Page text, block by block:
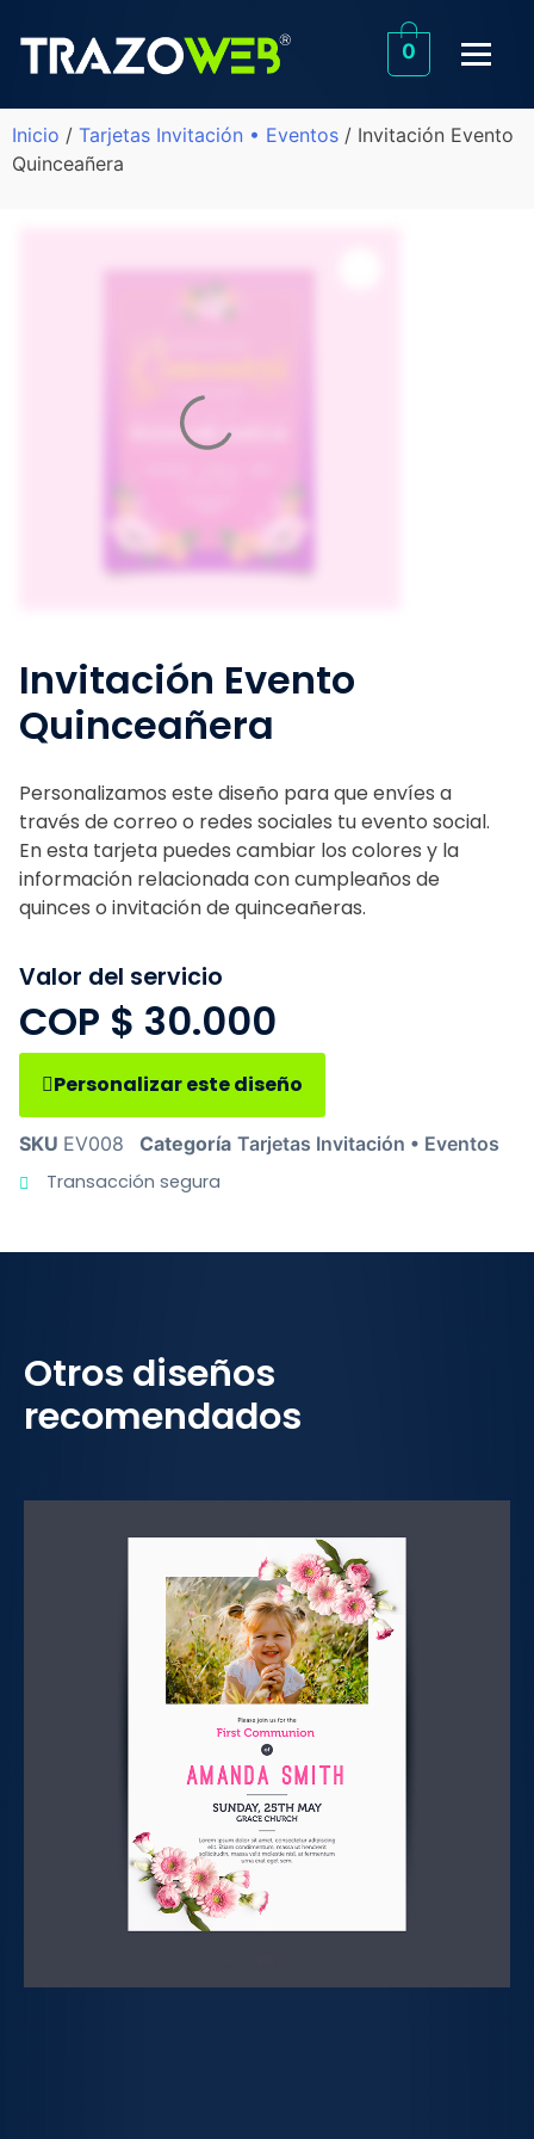
0
Inicio / Tarjetas Invitación • Eventos / Invitación Evento
Quinceañera
Invitación Evento
Quinceañera
Personalizamos este diseño para que envíes a
través de correo o redes sociales tu evento social.
En esta tarjeta puedes cambiar los colores y la
información relacionada con cumpleaños de
quinces o invitación de quinceañeras.
Valor del servicio
COP $ 30.000
Personalizar este diseño
SKU EV008 Categoría Tarjetas Invitación • Eventos
Transacción segura
Otros diseños
recomendados